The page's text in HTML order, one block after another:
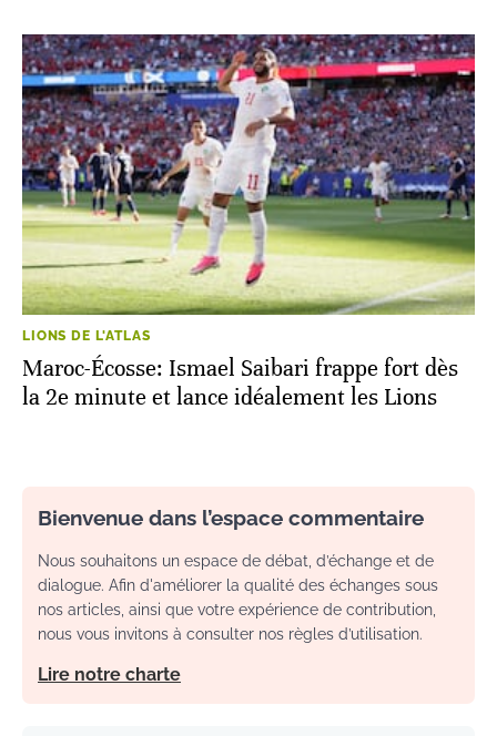
LIONS DE L'ATLAS
Maroc-Écosse: Ismael Saibari frappe fort dès
la 2e minute et lance idéalement les Lions
Bienvenue dans l’espace commentaire
Nous souhaitons un espace de débat, d’échange et de
dialogue. Afin d'améliorer la qualité des échanges sous
nos articles, ainsi que votre expérience de contribution,
nous vous invitons à consulter nos règles d’utilisation.
Lire notre charte